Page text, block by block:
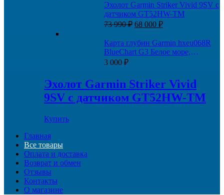
Эхолот Garmin Striker Vivid 9SV с
датчиком GT52HW-TM
73 990₽ Первоначальная
составляла
73
68 000 ₽Текущая
68
000 ₽.
Карта глубин Garmin hxeu068R
BlueChart G3 Белое море,
Баренцево море
3 000 ₽
Эхолот Garmin Striker Vivid
9SV с датчиком GT52HW-TM
Купить
Главная
Все товары
Оплата и доставка
Возврат и обмен
Отзывы
Контакты
О магазине